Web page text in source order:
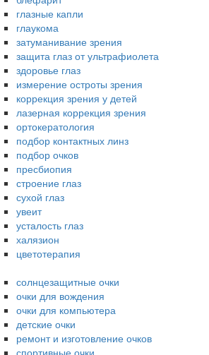
глазные капли
глаукома
затуманивание зрения
защита глаз от ультрафиолета
здоровье глаз
измерение остроты зрения
коррекция зрения у детей
лазерная коррекция зрения
ортокератология
подбор контактных линз
подбор очков
пресбиопия
строение глаз
сухой глаз
увеит
усталость глаз
халязион
цветотерапия
солнцезащитные очки
очки для вождения
очки для компьютера
детские очки
ремонт и изготовление очков